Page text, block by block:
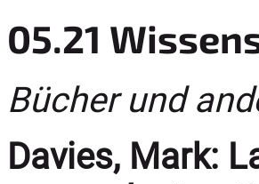
05.21
Bücher und
Davies, Mark: